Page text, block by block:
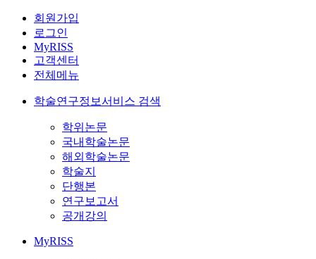
회원가입
로그인
MyRISS
고객센터
전체메뉴
학술연구정보서비스 검색
학위논문
국내학술논문
해외학술논문
학술지
단행본
연구보고서
공개강의
MyRISS